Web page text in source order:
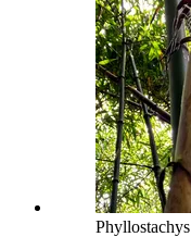
Phyllostachys